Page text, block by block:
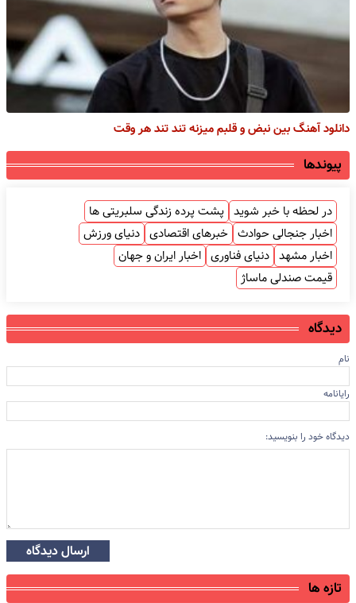
دانلود آهنگ بین نبض و قلبم میزنه تند تند هر وقت
پیوندها
در لحظه با خبر شوید پشت پرده زندگی سلبریتی ها
اخبار جنجالی حوادث خبرهای اقتصادی دنیای ورزش
اخبار مشهد دنیای فناوری اخبار ایران و جهان
قیمت صندلی ماساژ
دیدگاه
نام
رایانامه
دیدگاه خود را بنویسید:
ارسال دیدگاه
تازه ها